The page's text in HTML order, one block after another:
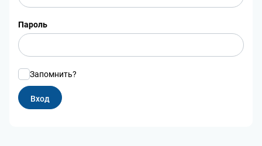
Пароль
Запомнить?